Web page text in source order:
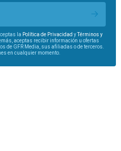
la Política de Privacidad yTérminos y
aceptas recibir información u ofertas
de GFR Media, sus afiliadas o de terceros.
en cualquier momento.